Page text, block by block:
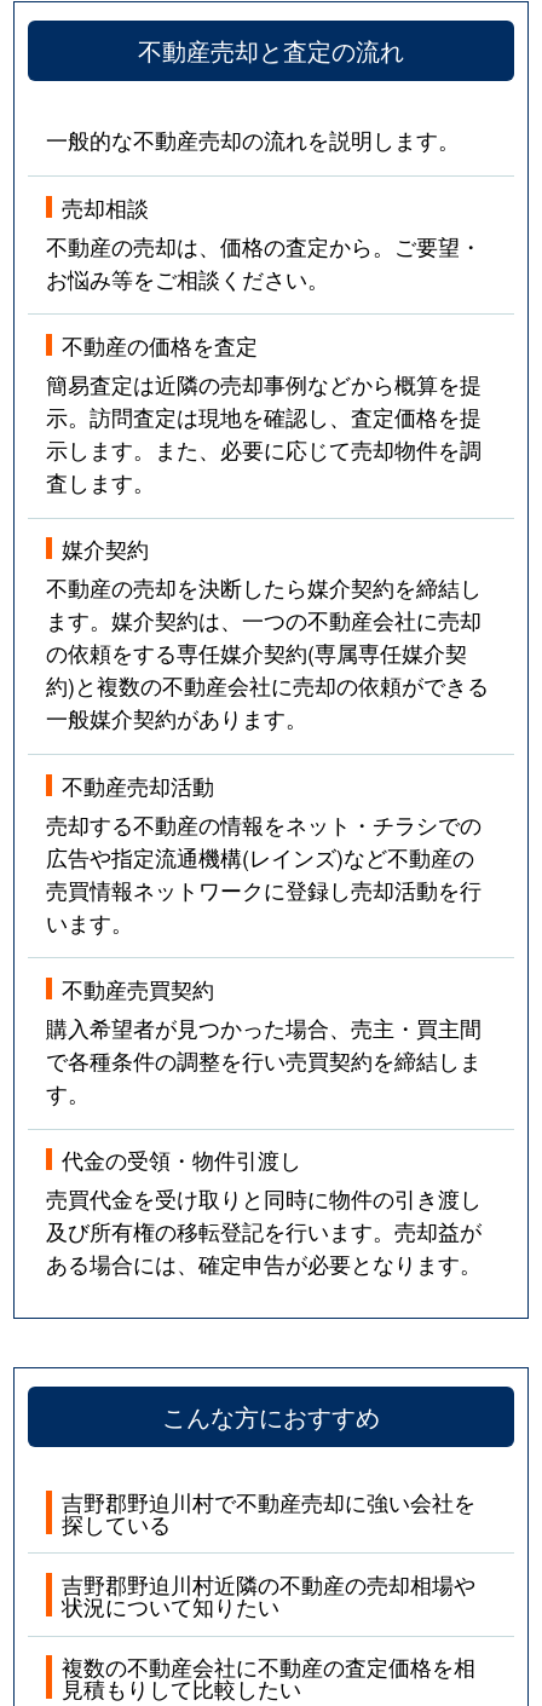
不動産売却と査定の流れ
一般的な不動産売却の流れを説明します。
売却相談
不動産の売却は、価格の査定から。ご要望・
お悩み等をご相談ください。
不動産の価格を査定
簡易査定は近隣の売却事例などから概算を提
示。訪問査定は現地を確認し、査定価格を提
示します。また、必要に応じて売却物件を調
査します。
媒介契約
不動産の売却を決断したら媒介契約を締結し
ます。媒介契約は、一つの不動産会社に売却
の依頼をする専任媒介契約(専属専任媒介契
約)と複数の不動産会社に売却の依頼ができる
一般媒介契約があります。
不動産売却活動
売却する不動産の情報をネット・チラシでの
広告や指定流通機構(レインズ)など不動産の
売買情報ネットワークに登録し売却活動を行
います。
不動産売買契約
購入希望者が見つかった場合、売主・買主間
で各種条件の調整を行い売買契約を締結しま
す。
代金の受領・物件引渡し
売買代金を受け取りと同時に物件の引き渡し
及び所有権の移転登記を行います。売却益が
ある場合には、確定申告が必要となります。
こんな方におすすめ
吉野郡野迫川村で不動産売却に強い会社を
探している
吉野郡野迫川村近隣の不動産の売却相場や
状況について知りたい
複数の不動産会社に不動産の査定価格を相
見積もりして比較したい